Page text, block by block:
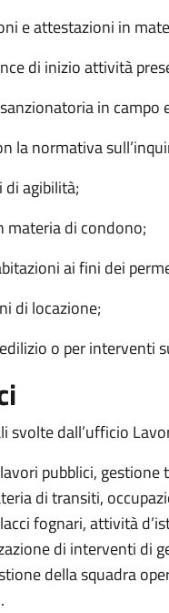
e attestazioni in
di inizio attività
in campo
la normativa
agibilità;
materia di condono;
ai fini dei
di locazione;
o per interventi
svolte dall’ufficio
pubblici,
di transiti,
fognari, attività
di interventi di
della squadra